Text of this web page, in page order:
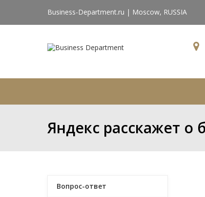
Business-Department.ru | Moscow, RUSSIA
Яндекс расскажет о
Вопрос-ответ